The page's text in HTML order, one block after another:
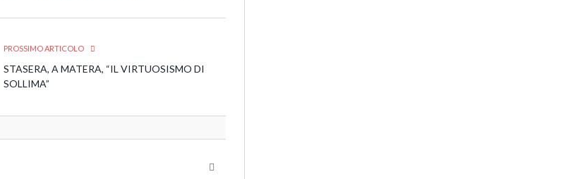
PROSSIMO ARTICOLO
STASERA, A MATERA, “IL VIRTUOSISMO DI
SOLLIMA”